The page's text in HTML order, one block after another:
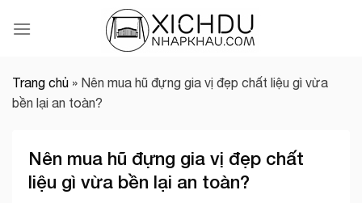
Trang chủ » Nên mua hũ đựng gia vị đẹp chất liệu gì vừa
bền lại an toàn?
Nên mua hũ đựng gia vị đẹp chất
liệu gì vừa bền lại an toàn?